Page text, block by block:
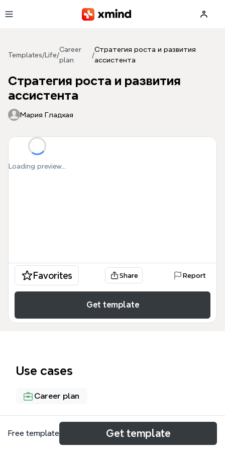
Templates/Life/
Career
plan
/
Стратегия роста и развития
ассистента
Стратегия роста и развития
ассистента
Мария Гладкая
Loading preview...
Favorites Share Report
Get template
Use cases
Career plan
About
Free template Get template